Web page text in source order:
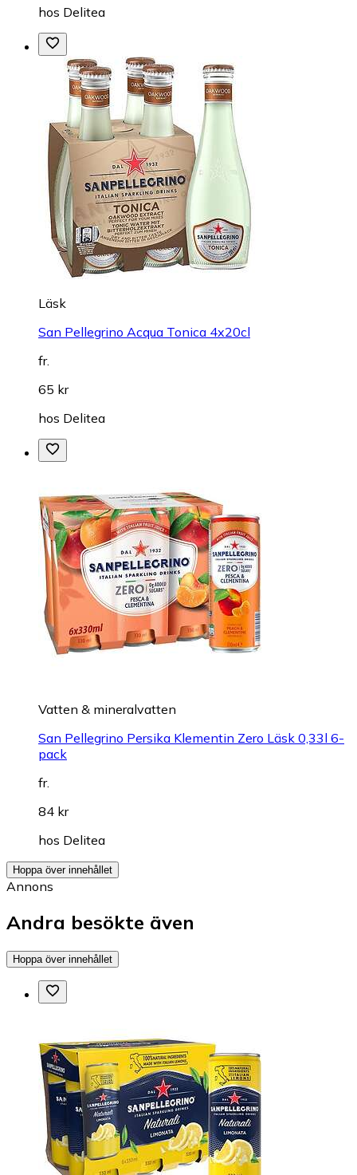
hos Delitea
Läsk
San Pellegrino Acqua Tonica 4x20cl
fr.
65 kr
hos Delitea
Vatten & mineralvatten
San Pellegrino Persika Klementin Zero Läsk 0,33l 6-
pack
fr.
84 kr
hos Delitea
Hoppa över innehållet
Annons
Andra besökte även
Hoppa över innehållet